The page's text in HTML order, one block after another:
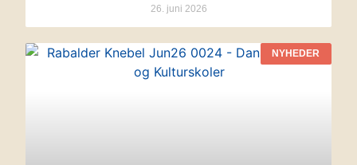
26. juni 2026
NYHEDER